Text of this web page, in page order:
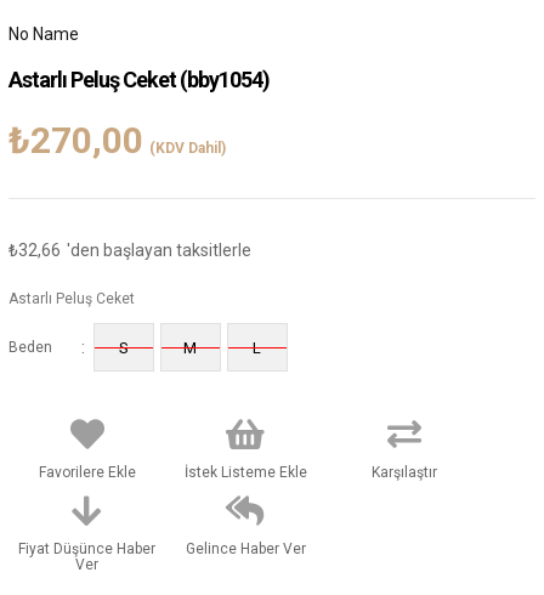
No Name
Astarlı Peluş Ceket(bby1054)
₺270,00 (KDV Dahil)
₺32,66 'den başlayan taksitlerle
Astarlı Peluş Ceket
Beden : S M L
Favorilere Ekle İstek Listeme Ekle Karşılaştır
Fiyat Düşünce Haber
Ver
Gelince Haber Ver